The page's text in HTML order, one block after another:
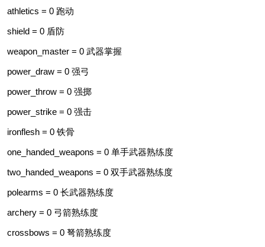
athletics = 0 跑动
shield = 0 盾防
weapon_master = 0 武器掌握
power_draw = 0 强弓
power_throw = 0 强掷
power_strike = 0 强击
ironflesh = 0 铁骨
one_handed_weapons = 0 单手武器熟练度
two_handed_weapons = 0 双手武器熟练度
polearms = 0 长武器熟练度
archery = 0 弓箭熟练度
crossbows = 0 弩箭熟练度